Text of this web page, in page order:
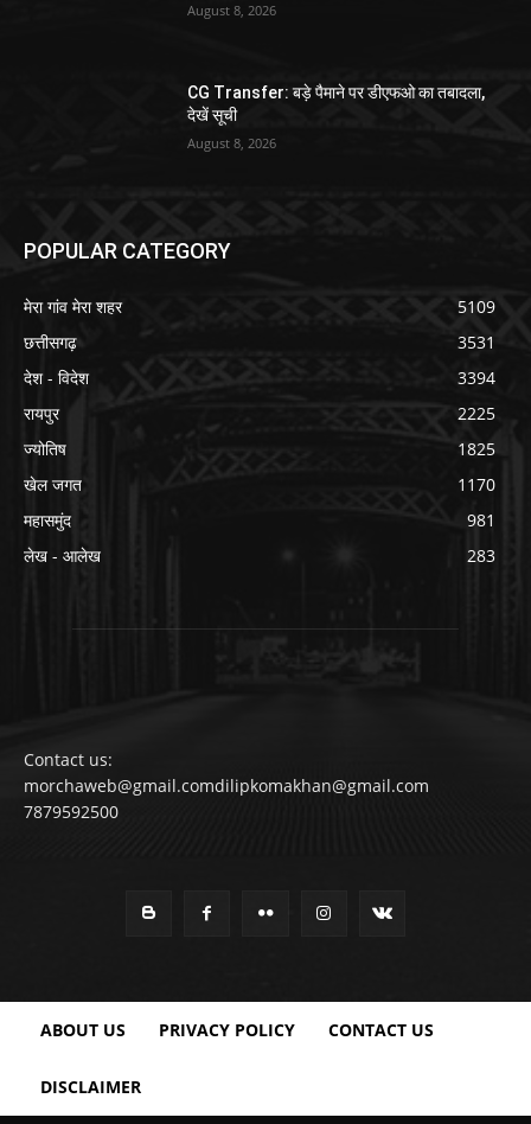
August 8, 2026
CG Transfer: बड़े पैमाने पर डीएफओ का तबादला,
देखें सूची
August 8, 2026
POPULAR CATEGORY
मेरा गांव मेरा शहर
5109
छत्तीसगढ़
3531
देश - विदेश
3394
रायपुर
2225
ज्योतिष
1825
खेल जगत
1170
महासमुंद
981
लेख - आलेख
283
Contact us:
morchaweb@gmail.comdilipkomakhan@gmail.com
7879592500
ABOUT US PRIVACY POLICY CONTACT US
DISCLAIMER